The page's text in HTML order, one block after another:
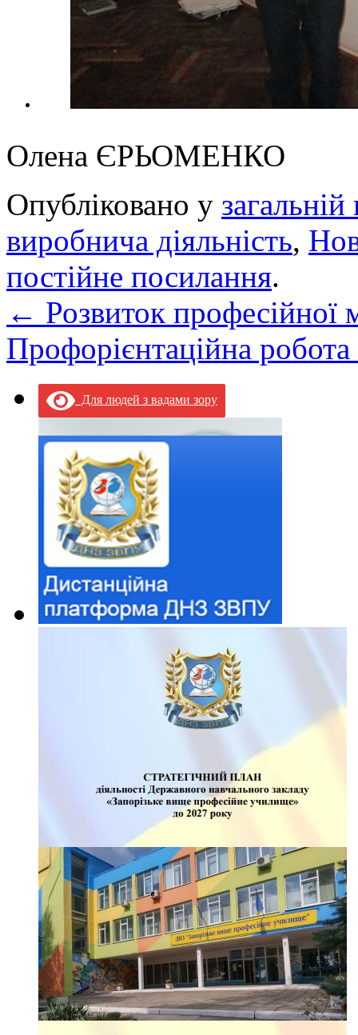
Олена ЄРЬОМЕНКО
Опубліковано у загальній
виробнича діяльність,
постійне посилання.
← Розвиток професійної
Профорієнтаційна робота
Для людей з вадами зору